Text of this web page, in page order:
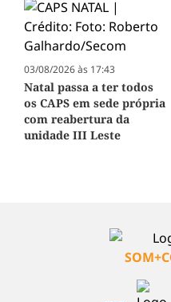
03/08/2026 às 17:43
Natal passa a ter todos
os CAPS em sede própria
com reabertura da
unidade III Leste